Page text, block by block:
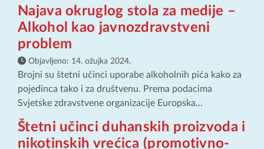
Najava okruglog stola za medije –
Alkohol kao javnozdravstveni
problem
Objavljeno: 14. ožujka 2024.
Brojni su štetni učinci uporabe alkoholnih pića kako za
pojedinca tako i za društvenu. Prema podacima
Svjetske zdravstvene organizacije Europska...
Štetni učinci duhanskih proizvoda i
nikotinskih vrećica (promotivno-